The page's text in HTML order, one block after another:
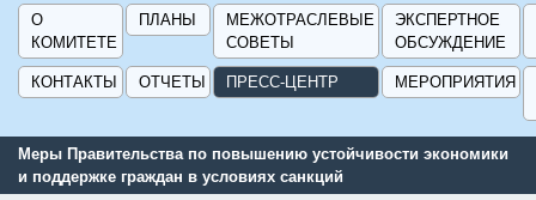
О
КОМИТЕТЕ
ПЛАНЫ
МЕЖОТРАСЛЕВЫЕ
СОВЕТЫ
ЭКСПЕРТНОЕ
ОБСУЖДЕНИЕ
КОНТАКТЫ ОТЧЕТЫ ПРЕСС-ЦЕНТР МЕРОПРИЯТИЯ
Меры Правительства по повышению устойчивости экономики
и поддержке граждан в условиях санкций